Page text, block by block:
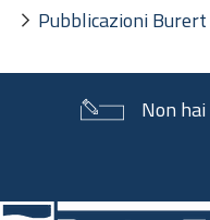
Pubblicazioni
Non
di